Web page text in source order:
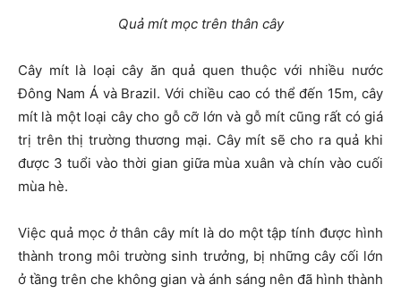
Quả mít mọc trên thân cây
Cây mít là loại cây ăn quả quen thuộc với nhiều nước
Đông Nam Á và Brazil. Với chiều cao có thể đến 15m, cây
mít là một loại cây cho gỗ cỡ lớn và gỗ mít cũng rất có giá
trị trên thị trường thương mại. Cây mít sẽ cho ra quả khi
được 3 tuổi vào thời gian giữa mùa xuân và chín vào cuối
mùa hè.
Việc quả mọc ở thân cây mít là do một tập tính được hình
thành trong môi trường sinh trưởng, bị những cây cối lớn
ở tầng trên che không gian và ánh sáng nên đã hình thành